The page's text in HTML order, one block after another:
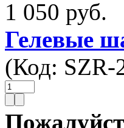
1 050 руб.
Гелевые
(Код: SZR-